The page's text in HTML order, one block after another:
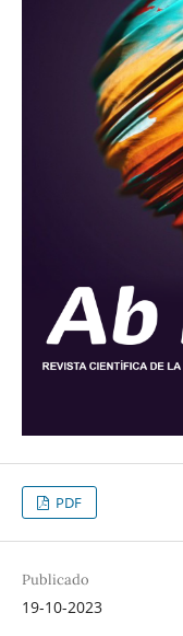
PDF
Publicado
19-10-2023